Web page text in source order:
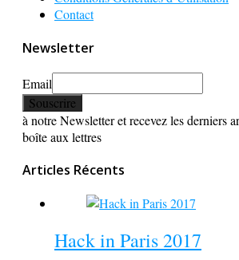
Contact
Newsletter
Email
à notre Newsletter et recevez les derniers
boîte aux lettres
Articles Récents
Hack in Paris 2017